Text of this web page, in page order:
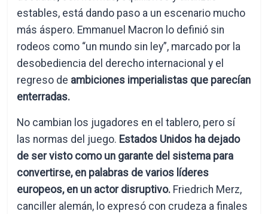
estables, está dando paso a un escenario mucho
más áspero. Emmanuel Macron lo definió sin
rodeos como “un mundo sin ley”, marcado por la
desobediencia del derecho internacional y el
regreso de ambiciones imperialistas que parecían
enterradas.
No cambian los jugadores en el tablero, pero sí
las normas del juego. Estados Unidos ha dejado
de ser visto como un garante del sistema para
convertirse, en palabras de varios líderes
europeos, en un actor disruptivo. Friedrich Merz,
canciller alemán, lo expresó con crudeza a finales